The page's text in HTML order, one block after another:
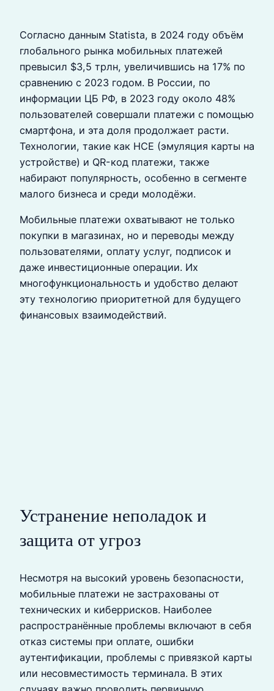
Согласно данным Statista, в 2024 году объём
глобального рынка мобильных платежей
превысил $3,5 трлн, увеличившись на 17% по
сравнению с 2023 годом. В России, по
информации ЦБ РФ, в 2023 году около 48%
пользователей совершали платежи с помощью
смартфона, и эта доля продолжает расти.
Технологии, такие как HCE (эмуляция карты на
устройстве) и QR-код платежи, также
набирают популярность, особенно в сегменте
малого бизнеса и среди молодёжи.
Мобильные платежи охватывают не только
покупки в магазинах, но и переводы между
пользователями, оплату услуг, подписок и
даже инвестиционные операции. Их
многофункциональность и удобство делают
эту технологию приоритетной для будущего
финансовых взаимодействий.
Устранение неполадок и
защита от угроз
Несмотря на высокий уровень безопасности,
мобильные платежи не застрахованы от
технических и киберрисков. Наиболее
распространённые проблемы включают в себя
отказ системы при оплате, ошибки
аутентификации, проблемы с привязкой карты
или несовместимость терминала. В этих